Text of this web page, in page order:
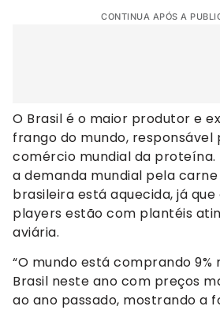
CONTINUA APÓS A
O Brasil é o maior produtor e
frango do mundo, responsável
comércio mundial da proteína.
a demanda mundial pela
brasileira está aquecida, já
players estão com plantéis
aviária.
“O mundo está comprando 9%
Brasil neste ano com preços
ao ano passado, mostrando a